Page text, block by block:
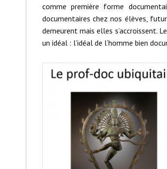
comme première forme
documentaires chez nos élèves,
demeurent mais elles s’accroissent.
un idéal : l’idéal de l’homme bien